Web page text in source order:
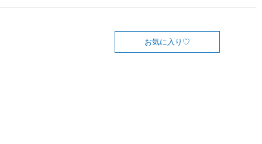
お気に入り